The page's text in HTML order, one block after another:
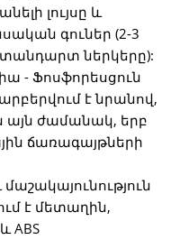
լույսը և
գուներ (2-3
ներկերը):
- Ֆոսֆորեսցուն
է նրանով,
այն ժամանակ, երբ
ճառագայթների
է մետաղին,
ABS